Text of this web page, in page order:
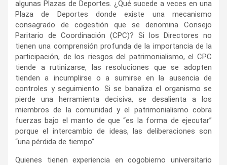
algunas Plazas de Deportes. ¿Qué sucede a veces en una
Plaza de Deportes donde existe una mecanismo
consagrado de cogestión que se denomina Consejo
Paritario de Coordinación (CPC)? Si los Directores no
tienen una comprensión profunda de la importancia de la
participación, de los riesgos del patrimonialismo, el CPC
tiende a rutinizarse, las resoluciones que se adopten
tienden a incumplirse o a sumirse en la ausencia de
controles y seguimiento. Si se banaliza el organismo se
pierde una herramienta decisiva, se desalienta a los
miembros de la comunidad y el patrimonialismo cobra
fuerzas bajo el manto de que “es la forma de ejecutar”
porque el intercambio de ideas, las deliberaciones son
“una pérdida de tiempo”.
Quienes tienen experiencia en cogobierno universitario